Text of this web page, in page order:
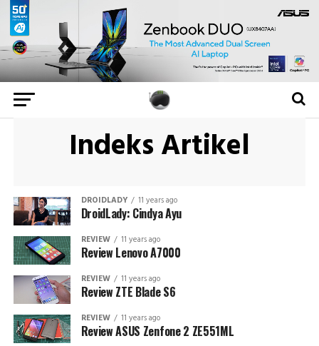
Indeks Artikel
DROIDLADY 11 years ago
DroidLady: Cindya Ayu
REVIEW 11 years ago
Review Lenovo A7000
REVIEW 11 years ago
Review ZTE Blade S6
REVIEW 11 years ago
Review ASUS Zenfone 2 ZE551ML